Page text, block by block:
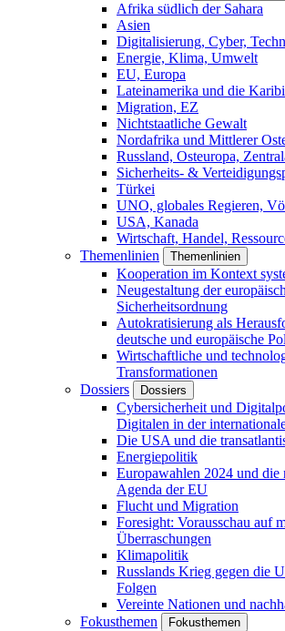
Afrika südlich der Sahara
Asien
Digitalisierung, Cyber,
Energie, Klima, Umwelt
EU, Europa
Lateinamerika und die
Migration, EZ
Nichtstaatliche Gewalt
Nordafrika und Mittlerer
Russland, Osteuropa,
Sicherheits- &
Türkei
UNO, globales Regieren,
USA, Kanada
Wirtschaft, Handel,
Themenlinien
Themenlinien
Kooperation im Kontext
Neugestaltung der
Sicherheitsordnung
Autokratisierung als
deutsche und europäische
Wirtschaftliche und
Transformationen
Dossiers
Dossiers
Cybersicherheit und
Digitalen in der
Die USA und die
Energiepolitik
Europawahlen 2024 und die
Agenda der EU
Flucht und Migration
Foresight: Vorausschau auf
Überraschungen
Klimapolitik
Russlands Krieg gegen die
Folgen
Vereinte Nationen und
Fokusthemen
Fokusthemen